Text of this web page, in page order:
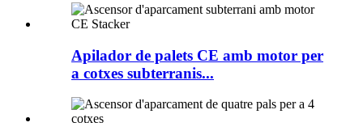
Apilador de palets CE amb motor per
a cotxes subterranis...